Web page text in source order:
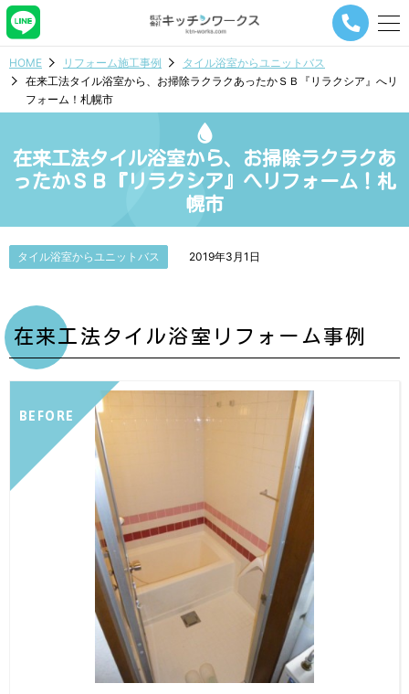
メ
ー
ビ
シ
ョ
ン
タ
HOME リフォーム施工事例
タイル浴室からユニットバス
在来工法タイル浴室から、お掃除ラクラクあったかＳＢ『リラクシア』へリ
フォーム！札幌市
在来工法タイル浴室から、お掃除ラクラクあ
ったかＳＢ『リラクシア』へリフォーム！札
幌市
タイル浴室からユニットバス 2019年3月1日
在来工法タイル浴室リフォーム事例
BEFORE